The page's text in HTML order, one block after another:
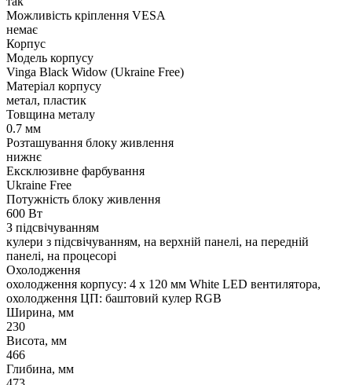
Можливість кріплення VESA
немає
Корпус
Модель корпусу
Vinga Black Widow (Ukraine Free)
Матеріал корпусу
метал, пластик
Товщина металу
0.7 мм
Розташування блоку живлення
нижнє
Ексклюзивне фарбування
Ukraine Free
Потужність блоку живлення
600 Вт
З підсвічуванням
кулери з підсвічуванням, на верхній панелі, на передній
панелі, на процесорі
Охолодження
охолодження корпусу: 4 x 120 мм White LED вентилятора,
охолодження ЦП: баштовий кулер RGB
Ширина, мм
230
Висота, мм
466
Глибина, мм